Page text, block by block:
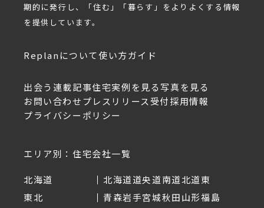
期的に発行し、「住む」「暮らす」をよりよくする情報
を提供しています。
Replanについて使い方ガイド
出会う 連載記事住宅実例を見る写真を見る
お問い合わせ プレスリリース受付採用情報
プライバシーポリシー
エリア別：住宅会社一覧
北海道 北海道道央道南道北道東
東北
青森岩手宮城秋田山形福島